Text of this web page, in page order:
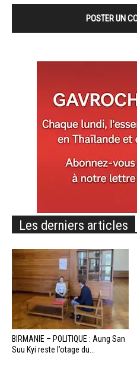
Les derniers articles
BIRMANIE – POLITIQUE : Aung San
Suu Kyi reste l’otage du...